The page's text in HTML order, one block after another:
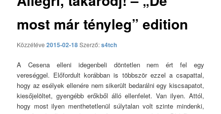
most már tényleg” edition
Közzétéve2015-02-18Szerző:s4tch
A Cesena elleni idegenbeli döntetlen nem ért fel egy
vereséggel. Előfordult korábban is többször ezzel a csapattal,
hogy az esélyek ellenére nem sikerült bedarálni egy kiscsapatot,
kiesőjelöltet, gyengébb erőkből álló ellenfelet. Van ilyen. Attól,
hogy most ilyen menthetetlenül súlytalan volt szinte mindenki,